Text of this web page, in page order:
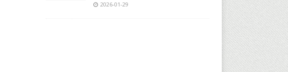
2026-01-29